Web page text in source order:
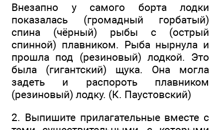
Внезапно у самого борта лодки
показалась (громадный горбатый)
спина (чёрный) рыбы с (острый
спинной) плавником. Рыба нырнула и
прошла под (резиновый) лодкой. Это
была (гигантский) щука. Она могла
задеть и распороть плавником
(резиновый) лодку. (К. Паустовский)
2. Выпишите прилагательные вместе с